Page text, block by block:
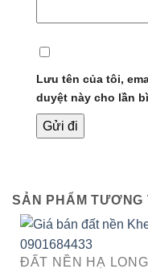
Lưu tên của tôi,
duyệt này cho lần
SẢN PHẨM TƯƠNG
ĐẤT NỀN HẠ LONG